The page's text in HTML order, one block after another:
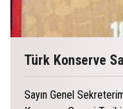
Türk Konserve
Sayın Genel